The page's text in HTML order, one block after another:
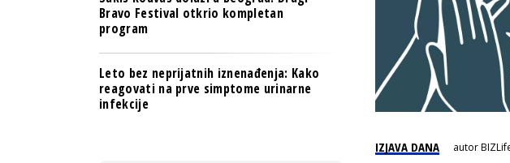
IZJAVA DANA autor
Bravo Festival otkrio kompletan
program
Leto bez neprijatnih iznenađenja: Kako
reagovati na prve simptome urinarne
infekcije